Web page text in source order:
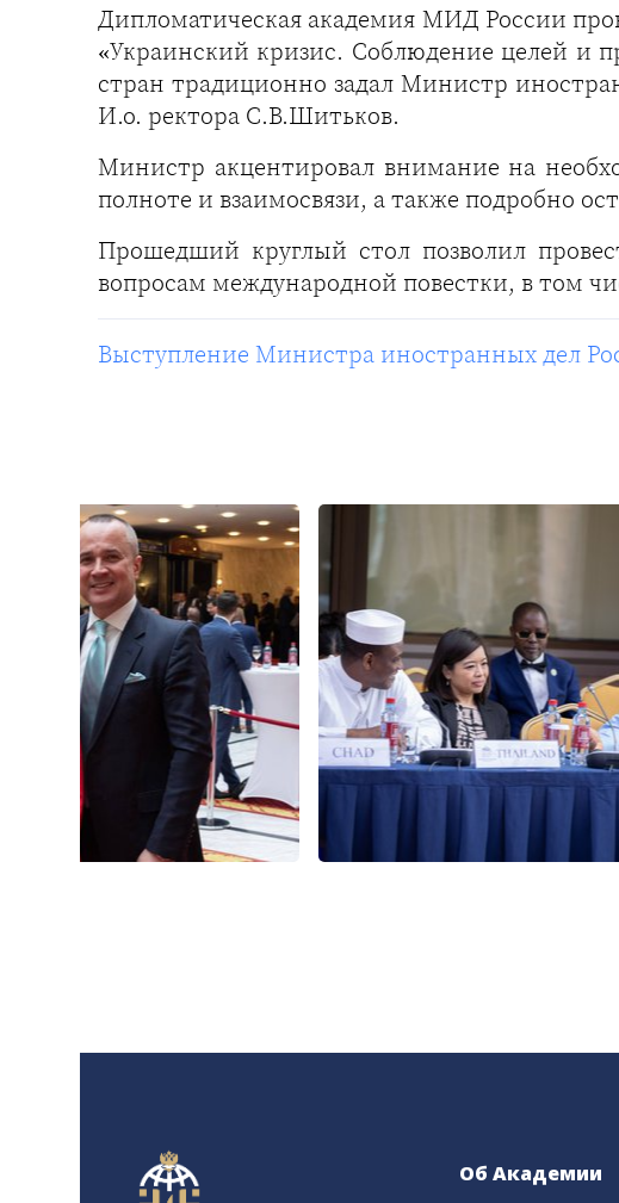
Дипломатическая академия МИД России
«Украинский кризис. Соблюдение целей и
стран традиционно задал Министр
И.о. ректора С.В.Шитьков.
Министр акцентировал внимание на
полноте и взаимосвязи, а также подробно
Прошедший круглый стол позволил
вопросам международной повестки, в том
Выступление Министра иностранных дел
Об Академии